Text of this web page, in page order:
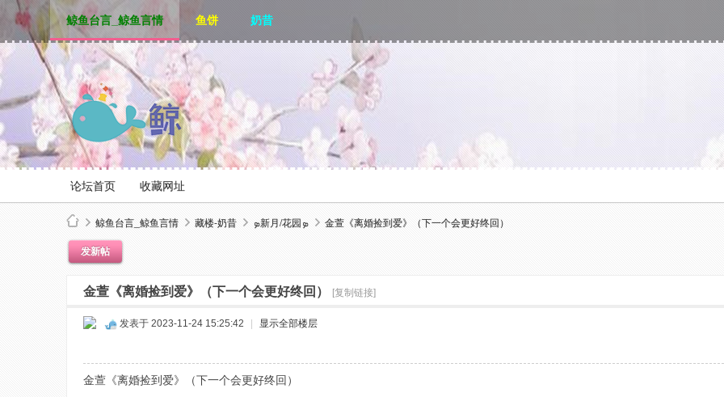
鲸鱼台言_鲸鱼言情 鱼饼 奶昔
论坛首页 收藏网址
鲸鱼台言_鲸鱼言情 藏楼-奶昔 ܤ新月/花园ܤ 金萱《离婚捡到爱》（下一个会更好终回）
发新帖
金萱《离婚捡到爱》（下一个会更好终回） [复制链接]
发表于 2023-11-24 15:25:42 显示全部楼层
金萱《离婚捡到爱》（下一个会更好终回）